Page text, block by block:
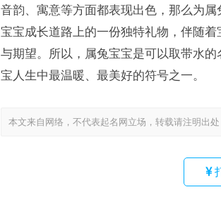
音韵、寓意等方面都表现出色，那么为
宝宝成长道路上的一份独特礼物，伴随
与期望。所以，属兔宝宝是可以取带水
宝人生中最温暖、最美好的符号之一。
本文来自网络，不代表起名网立场，转载请注明出处